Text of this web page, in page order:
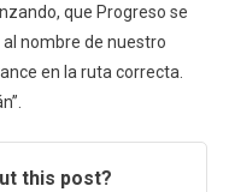
que Progreso se
nombre de nuestro
en la ruta correcta.
this post?